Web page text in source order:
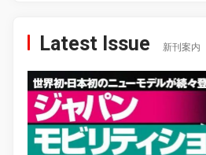
Latest Issue 新刊案内